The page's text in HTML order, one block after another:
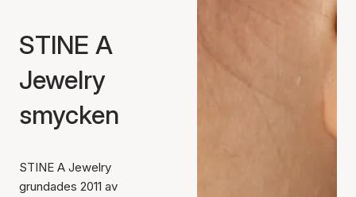
STINE A
Jewelry
smycken
STINE A Jewelry
grundades 2011 av